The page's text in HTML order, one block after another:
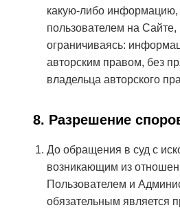
какую-либо
пользователем на
ограничиваясь:
авторским правом, без
владельца авторского
8. Разрешение
До обращения в суд с
возникающим из
Пользователем и
обязательным является